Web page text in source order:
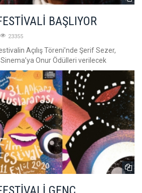
BAŞLIYOR
23355
Açılış Töreni’nde Şerif Sezer,
Onur Ödülleri verilecek